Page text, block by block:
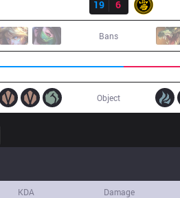
19
6
Bans
Object
KDA Damage